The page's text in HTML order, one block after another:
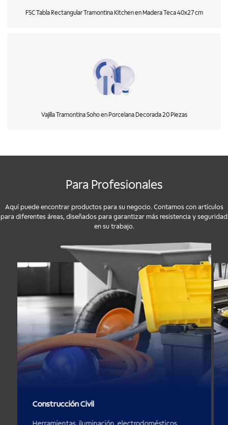
FSC Tabla Rectangular Tramontina Kitchen en Madera Teca 40x27 cm
Vajilla Tramontina Soho en Porcelana Decorada 20 Piezas
Para Profesionales
Aquí puede encontrar productos para su negocio. Contamos con artículos
para diferentes áreas, diseñados para garantizar más resistencia y seguridad
en su trabajo.
Construcción Civil